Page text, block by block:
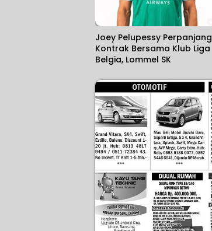
Joey Pelupessy Perpanjang
Kontrak Bersama Klub Liga
Belgia, Lommel SK